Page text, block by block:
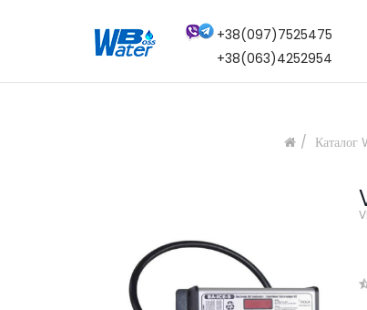
+38(097)7525475
+38(063)4252954